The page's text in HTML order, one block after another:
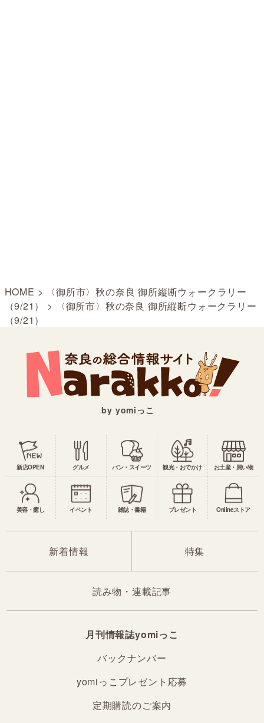
HOME >
〈御所市〉秋の奈良 御所縦断ウォークラリー
（9/21）
>
〈御所市〉秋の奈良 御所縦断ウォークラリー
（9/21）
by yomiっこ
新店OPEN グルメ パン・スイーツ 観光・おでかけ お土産・買い物
美容・癒し イベント 雑誌・書籍 プレゼント Onlineストア
新着情報 特集
読み物・連載記事
月刊情報誌yomiっこ
バックナンバー
yomiっこプレゼント応募
定期購読のご案内